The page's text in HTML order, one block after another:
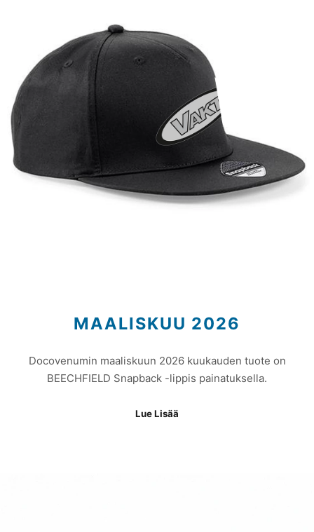
MAALISKUU 2026
Docovenumin maaliskuun 2026 kuukauden tuote on
BEECHFIELD Snapback -lippis painatuksella.
Lue Lisää